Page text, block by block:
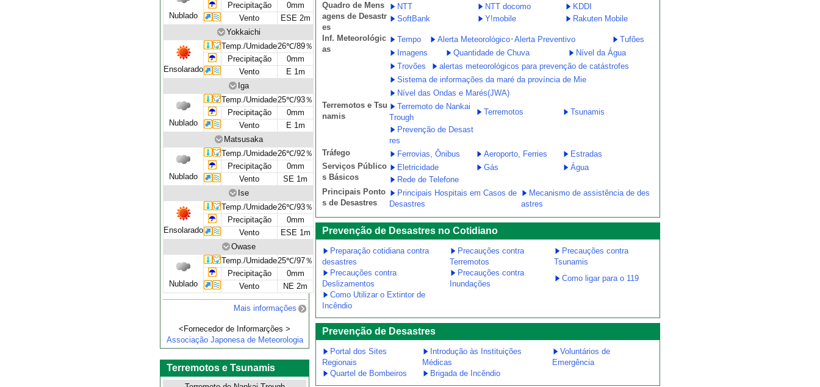
Nublado
Precipitação
0mm
Vento
ESE 2m
Yokkaichi
Ensolarado
Temp./Umidade26℃/89％
Precipitação
0mm
Vento
E 1m
Iga
Nublado
Temp./Umidade25℃/93％
Precipitação
0mm
Vento
E 1m
Matsusaka
Nublado
Temp./Umidade26℃/92％
Precipitação
0mm
Vento
SE 1m
Ise
Ensolarado
Temp./Umidade26℃/93％
Precipitação
0mm
Vento
ESE 1m
Owase
Nublado
Temp./Umidade25℃/97％
Precipitação
0mm
Vento
NE 2m
Mais informações
<Fornecedor de Informarções >
Associação Japonesa de Meteorologia
Terremotos e Tsunamis
Quadro de Mens
agens de Desastr
es
NTT NTT docomo
KDDI
SoftBank
Y!mobile Rakuten Mobile
Inf. Meteorológic
as
Tempo Alerta Meteorológico･Alerta Preventivo
Tufões
Imagens
Quantidade de Chuva
Nível da Água
Trovões
alertas meteorológicos para prevenção de catástrofes
Sistema de informações da maré da província de Mie
Nível das Ondas e Marés(JWA)
Terremotos e Tsu
namis
Terremoto de Nankai
Trough
Terremotos
Tsunamis
Prevenção de Desast
res
Tráfego
Ferrovias, Ônibus Aeroporto, Ferries
Estradas
Serviços Público
s Básicos
Eletricidade Gás
Água
Rede de Telefone
Principais Ponto
s de Desastres
Principais Hospitais em Casos de
Desastres
Mecanismo de assistência de des
astres
Prevenção de Desastres no Cotidiano
Preparação cotidiana contra
desastres
Precauções contra
Terremotos
Precauções contra
Tsunamis
Precauções contra
Deslizamentos
Precauções contra
Inundações
Como ligar para o 119
Como Utilizar o Extintor de
Incêndio
Prevenção de Desastres
Portal dos Sites
Regionais
Introdução às Instituições
Médicas
Voluntários de
Emergência
Quartel de Bombeiros
Brigada de Incêndio